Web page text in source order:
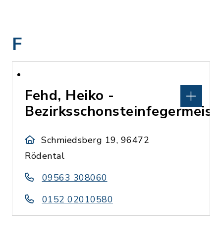
F
Fehd, Heiko -
Schmiedsberg 19, 96472
Rödental
09563 308060
0152 02010580